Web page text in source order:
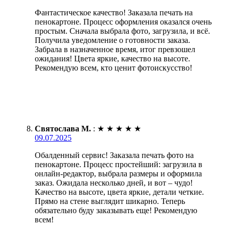
Фантастическое качество! Заказала печать на
пенокартоне. Процесс оформления оказался очень
простым. Сначала выбрала фото, загрузила, и всё.
Получила уведомление о готовности заказа.
Забрала в назначенное время, итог превзошел
ожидания! Цвета яркие, качество на высоте.
Рекомендую всем, кто ценит фотоискусство!
Святослава М. : ★ ★ ★ ★ ★
09.07.2025
Обалденный сервис! Заказала печать фото на
пенокартоне. Процесс простейший: загрузила в
онлайн-редактор, выбрала размеры и оформила
заказ. Ожидала несколько дней, и вот – чудо!
Качество на высоте, цвета яркие, детали четкие.
Прямо на стене выглядит шикарно. Теперь
обязательно буду заказывать еще! Рекомендую
всем!